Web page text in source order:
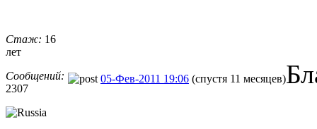
Стаж: 16
лет
Сообщений:
2307
05-Фев-2011 19:06 (спустя 11 месяцев)